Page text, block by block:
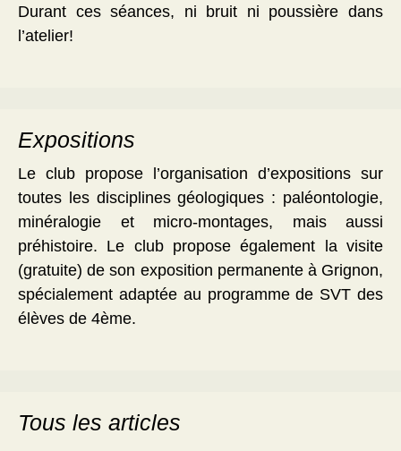
Durant ces séances, ni bruit ni poussière dans
l’atelier!
Expositions
Le club propose l’organisation d’expositions sur
toutes les disciplines géologiques : paléontologie,
minéralogie et micro-montages, mais aussi
préhistoire. Le club propose également la visite
(gratuite) de son exposition permanente à Grignon,
spécialement adaptée au programme de SVT des
élèves de 4ème.
Tous les articles